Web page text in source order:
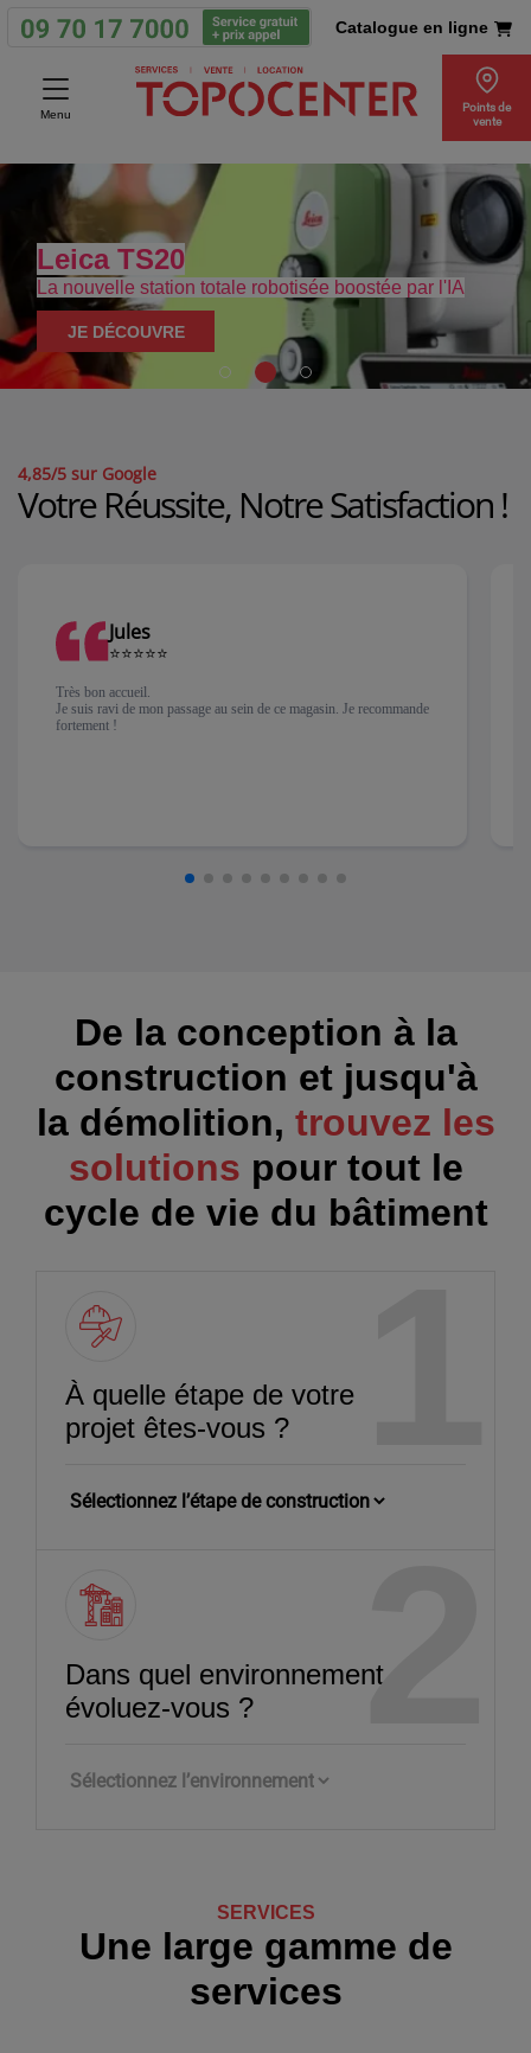
Catalogue en ligne
Menu
Points de
vente
Leica TS20
La nouvelle station totale robotisée boostée par l'IA
JE DÉCOUVRE
4,85/5 sur Google
Votre Réussite, Notre Satisfaction !
Jules
⭐⭐⭐⭐⭐
Très bon accueil.
Je suis ravi de mon passage au sein de ce magasin. Je recommande
fortement !
De la conception à la
construction et jusqu'à
la démolition, trouvez les
solutions pour tout le
cycle de vie du bâtiment
À quelle étape de votre
projet êtes‑vous ?
Dans quel environnement
évoluez‑vous ?
SERVICES
Une large gamme de
services